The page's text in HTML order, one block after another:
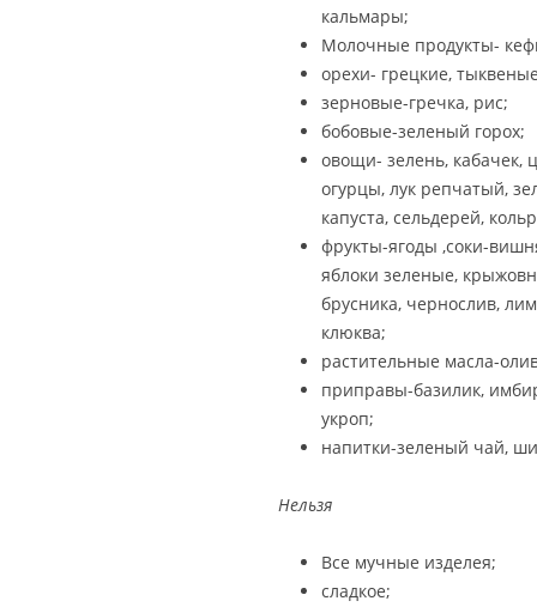
кальмары;
Молочные продукты-
орехи- грецкие,
зерновые-гречка, рис;
бобовые-зеленый горох;
овощи- зелень, кабачек,
огурцы, лук репчатый,
капуста, сельдерей,
фрукты-ягоды ,соки-
яблоки зеленые,
брусника, чернослив,
клюква;
растительные масла-
приправы-базилик,
укроп;
напитки-зеленый чай,
Нельзя
Все мучные изделея;
сладкое;